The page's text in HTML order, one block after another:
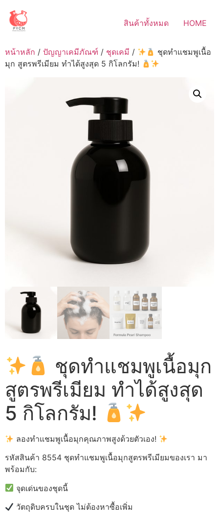
content
สินค้าทั้งหมด HOME
หน้าหลัก / ปัญญาเคมีภัณฑ์ / ชุดเคมี /
ชุดทำแชมพูเนื้อ
มุก สูตรพรีเมียม ทำได้สูงสุด 5 กิโลกรัม!
ชุดทำแชมพูเนื้อมุก
สูตรพรีเมียม ทำได้สูงสุด
5 กิโลกรัม!
ลองทำแชมพูเนื้อมุกคุณภาพสูงด้วยตัวเอง!
รหัสสินค้า 8554 ชุดทำแชมพูเนื้อมุกสูตรพรีเมียมของเรา มา
พร้อมกับ:
จุดเด่นของชุดนี้
วัตถุดิบครบในชุด ไม่ต้องหาซื้อเพิ่ม